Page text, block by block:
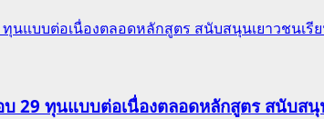
แบบต่อเนื่องตลอดหลักสูตร สนับสนุนเยาวชนเรี
29 ทุนแบบต่อเนื่องตลอดหลักสูตร สนับสนุ